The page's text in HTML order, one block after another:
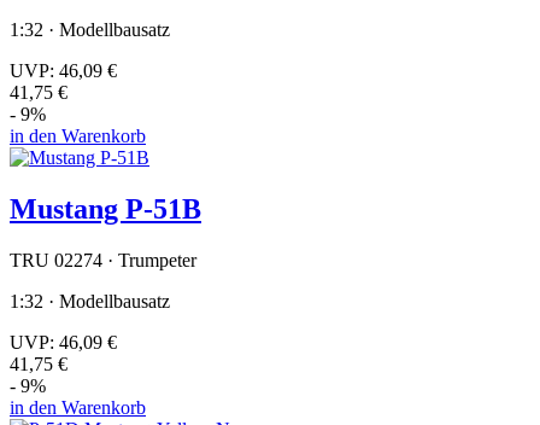
1:32 · Modellbausatz
UVP: 46,09 €
41,75 €
- 9%
in den Warenkorb
Mustang P-51B
TRU 02274 · Trumpeter
1:32 · Modellbausatz
UVP: 46,09 €
41,75 €
- 9%
in den Warenkorb